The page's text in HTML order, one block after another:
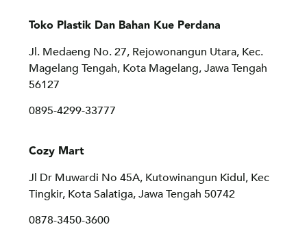
Toko Plastik Dan Bahan Kue Perdana
Jl. Medaeng No. 27, Rejowonangun Utara, Kec.
Magelang Tengah, Kota Magelang, Jawa Tengah
56127
0895-4299-33777
Cozy Mart
Jl Dr Muwardi No 45A, Kutowinangun Kidul, Kec
Tingkir, Kota Salatiga, Jawa Tengah 50742
0878-3450-3600